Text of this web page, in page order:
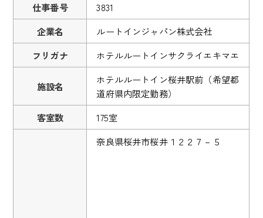
仕事番号
3831
企業名
ルートインジャパン株式会社
フリガナ
ホテルルートインサクライエキマエ
施設名
ホテルルートイン桜井駅前（希望都
道府県内限定勤務）
客室数
175室
奈良県桜井市桜井１２２７－５